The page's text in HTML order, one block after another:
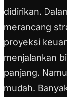
didirikan.
merancang
proyeksi
menjalankan
panjang.
mudah.